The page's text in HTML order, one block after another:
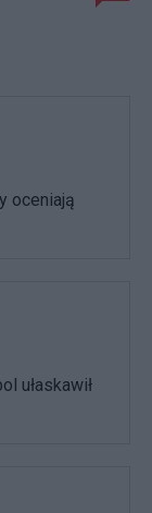
oceniają
ułaskawił